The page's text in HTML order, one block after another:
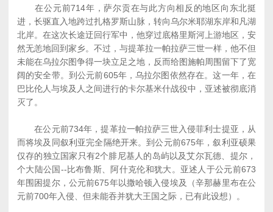
在公元前714年，萨尔贡在与此方向相反的地区向东北挺
进，长驱直入地跨过扎格罗斯山脉，转向乌尔米耶湖东岸和凡湖
北岸。在这次长途迂回行军中，他穿过底格里斯河上游地区，安
然无恙地回到家乡。不过，与提革拉一帕拉萨三世一样，他不但
未能在乌拉尔图争得一块立足之地，反而给图施帕周围留下了宽
阔的安全带。到公元前605年，乌拉尔图依然存在。这一年，在
巴比伦人与埃及人之间进行的卡尔基米什战役中，亚述被彻底消
灭了。
在公元前734年，提革拉一帕拉萨三世入侵菲利士提亚，从
而将埃及同叙利亚完全隔绝开来。到公元前675年，叙利亚硕果
仅存的独立国家只有2个腓尼基人的岛屿以及艾尔瓦德、提尔，
个大陆公国--比布鲁斯、阿什克伦和犹大。亚述人于公元前673
年围困提尔，公元前675年以撒哈顿入侵埃及（辛那赫里布在公
元前700年入侵、但未能吞并犹大王国之际，已有此设想）。